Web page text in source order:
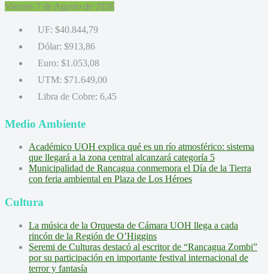
Viernes 7 de Agosto de 2026
UF: $40.844,79
Dólar: $913,86
Euro: $1.053,08
UTM: $71.649,00
Libra de Cobre: 6,45
Medio Ambiente
Académico UOH explica qué es un río atmosférico: sistema
que llegará a la zona central alcanzará categoría 5
Municipalidad de Rancagua conmemora el Día de la Tierra
con feria ambiental en Plaza de Los Héroes
Cultura
La música de la Orquesta de Cámara UOH llega a cada
rincón de la Región de O’Higgins
Seremi de Culturas destacó al escritor de “Rancagua Zombi”
por su participación en importante festival internacional de
terror y fantasía